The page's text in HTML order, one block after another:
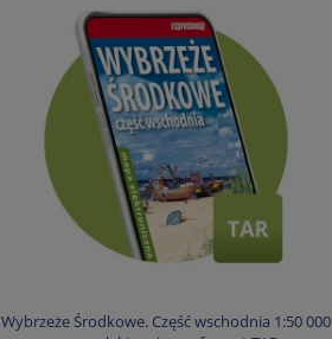
Wybrzeże Środkowe. Część wschodnia 1:50 000